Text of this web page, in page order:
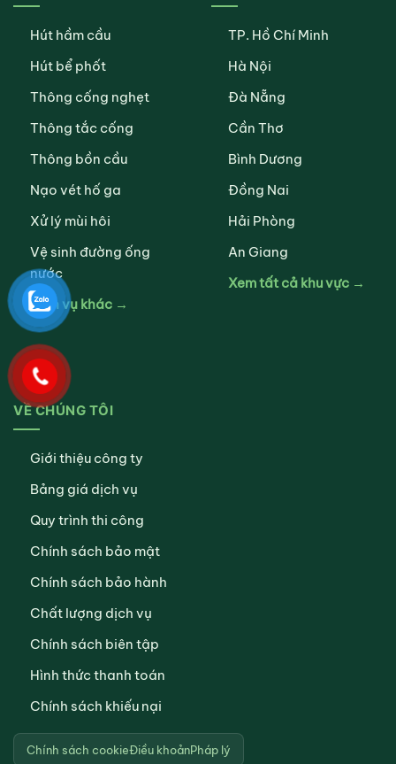
Hút hầm cầu
Hút bể phốt
Thông cống nghẹt
Thông tắc cống
Thông bồn cầu
Nạo vét hố ga
Xử lý mùi hôi
Vệ sinh đường ống
nước
Dịch vụ khác →
TP. Hồ Chí Minh
Hà Nội
Đà Nẵng
Cần Thơ
Bình Dương
Đồng Nai
Hải Phòng
An Giang
Xem tất cả khu vực →
VỀ CHÚNG TÔI
Giới thiệu công ty
Bảng giá dịch vụ
Quy trình thi công
Chính sách bảo mật
Chính sách bảo hành
Chất lượng dịch vụ
Chính sách biên tập
Hình thức thanh toán
Chính sách khiếu nại
Chính sách cookieĐiều khoảnPháp lý